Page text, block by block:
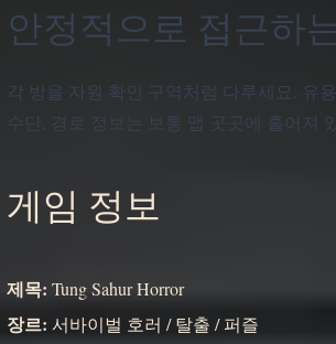
안정적으로 접근하
각 방을 자원 확인 구역처럼 다루세요. 유
수단, 경로 정보는 보통 맵 곳곳에 흩어져
게임 정보
제목: Tung Sahur Horror
장르: 서바이벌 호러 / 탈출 / 퍼즐